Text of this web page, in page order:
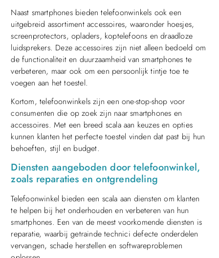
Naast smartphones bieden telefoonwinkels ook een
uitgebreid assortiment accessoires, waaronder hoesjes,
screenprotectors, opladers, koptelefoons en draadloze
luidsprekers. Deze accessoires zijn niet alleen bedoeld om
de functionaliteit en duurzaamheid van smartphones te
verbeteren, maar ook om een persoonlijk tintje toe te
voegen aan het toestel.
Kortom, telefoonwinkels zijn een one-stop-shop voor
consumenten die op zoek zijn naar smartphones en
accessoires. Met een breed scala aan keuzes en opties
kunnen klanten het perfecte toestel vinden dat past bij hun
behoeften, stijl en budget.
Diensten aangeboden door telefoonwinkel,
zoals reparaties en ontgrendeling
Telefoonwinkel bieden een scala aan diensten om klanten
te helpen bij het onderhouden en verbeteren van hun
smartphones. Een van de meest voorkomende diensten is
reparatie, waarbij getrainde technici defecte onderdelen
vervangen, schade herstellen en softwareproblemen